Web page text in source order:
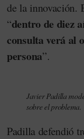
de la innovación.
“dentro de diez
consulta verá al
persona”.
Javier Padilla
sobre el problema.
Padilla defendió